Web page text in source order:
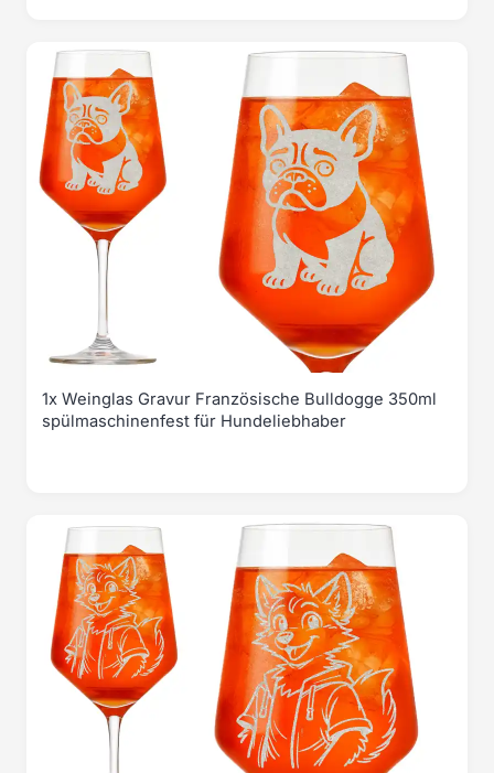
1x Weinglas Gravur Französische Bulldogge 350ml
spülmaschinenfest für Hundeliebhaber